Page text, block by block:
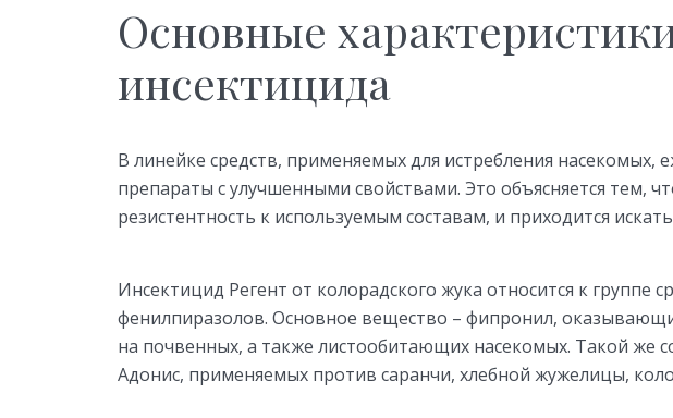
Основные
инсектицида
В линейке средств, применяемых для истребления насекомых,
препараты с улучшенными свойствами. Это объясняется тем,
резистентность к используемым составам, и приходится
Инсектицид Регент от колорадского жука относится к группе
фенилпиразолов. Основное вещество – фипронил,
на почвенных, а также листообитающих насекомых. Такой же
Адонис, применяемых против саранчи, хлебной жужелицы,